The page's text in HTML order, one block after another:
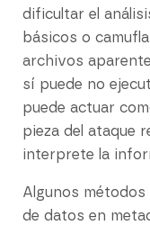
dificultar el
básicos o
archivos
sí puede no
puede actuar
pieza del ataque
interprete la
Algunos
de datos en